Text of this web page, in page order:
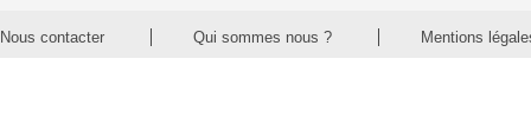
Nous contacter Qui sommes nous ? Mentions